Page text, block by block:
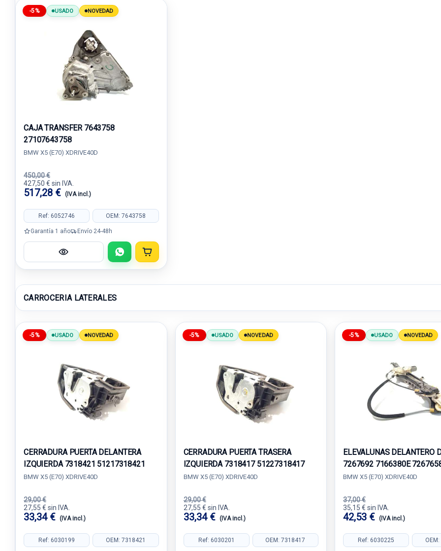
-5% USADO NOVEDAD
CAJA TRANSFER 7643758
27107643758
BMW X5 (E70) XDRIVE40D
450,00 €
427,50 € sin IVA.
517,28 € (IVA incl.)
Ref: 6052746 OEM: 7643758
Garantía 1 año Envío 24-48h
CARROCERIA LATERALES
-5% USADO NOVEDAD
CERRADURA PUERTA DELANTERA
IZQUIERDA 7318421 51217318421
BMW X5 (E70) XDRIVE40D
29,00 €
27,55 € sin IVA.
33,34 € (IVA incl.)
Ref: 6030199 OEM: 7318421
-5% USADO NOVEDAD
CERRADURA PUERTA TRASERA
IZQUIERDA 7318417 51227318417
BMW X5 (E70) XDRIVE40D
29,00 €
27,55 € sin IVA.
33,34 € (IVA incl.)
Ref: 6030201 OEM: 7318417
-5% USADO NOVEDAD
ELEVALUNAS DELANTERO
7267692 7166380E
BMW X5 (E70) XDRIVE40D
37,00 €
35,15 € sin IVA.
42,53 € (IVA incl.)
Ref: 6030225